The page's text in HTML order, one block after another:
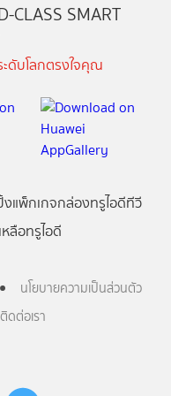
CLASS SMART
ดับโลกตรงใจคุณ
งแพ็กเกจกล่องทรูไอดีทีวี
ลือทรูไอดี
นโยบายความเป็นส่วนตัว
ติดต่อเรา